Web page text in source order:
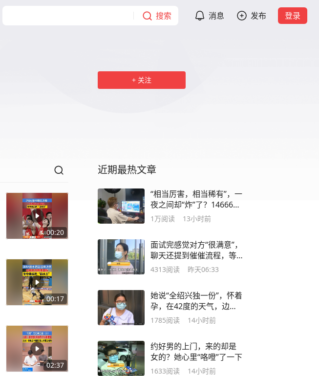
搜索 消息 发布 登录
关注
00:20
00:17
02:37
近期最热文章
“相当厉害，相当稀有”，一
夜之间却“炸”了？146666
元变8000元？
1万阅读 13小时前
面试完感觉对方“很满意”，
聊天还提到催催流程，等
入职的她以为稳了，结果
4313阅读 昨天06:33
她说“全绍兴独一份”，怀着
孕，在42度的天气，边开
空调边开窗？
1785阅读 14小时前
约好男的上门，来的却是
女的？她心里“咯噔”了一下
1633阅读 14小时前